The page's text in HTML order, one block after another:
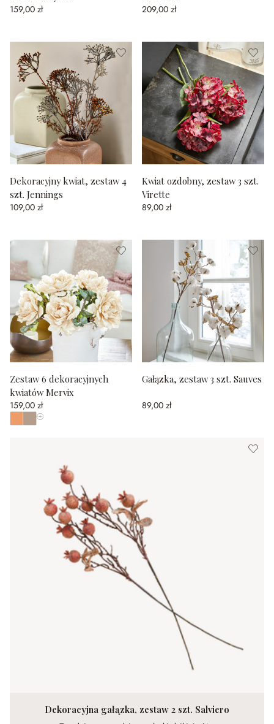
159,00 zł
209,00 zł
Dekoracyjny kwiat, zestaw 4
szt. Jennings
109,00 zł
Kwiat ozdobny, zestaw 3 szt.
Virette
89,00 zł
Zestaw 6 dekoracyjnych
kwiatów Mervix
159,00 zł
Pokaż wszystkie kolory
Gałązka, zestaw 3 szt. Sauves
89,00 zł
Dekoracyjna gałązka, zestaw 2 szt. Salviero